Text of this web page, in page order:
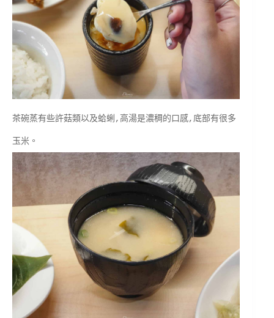
茶碗蒸有些許菇類以及蛤蜊,高湯是濃稠的口感,底部有很多
玉米。